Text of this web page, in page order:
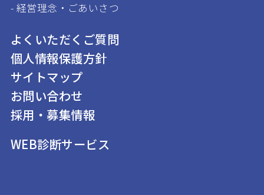
経営理念・ごあいさつ
よくいただくご質問
個人情報保護方針
サイトマップ
お問い合わせ
採用・募集情報
WEB診断サービス